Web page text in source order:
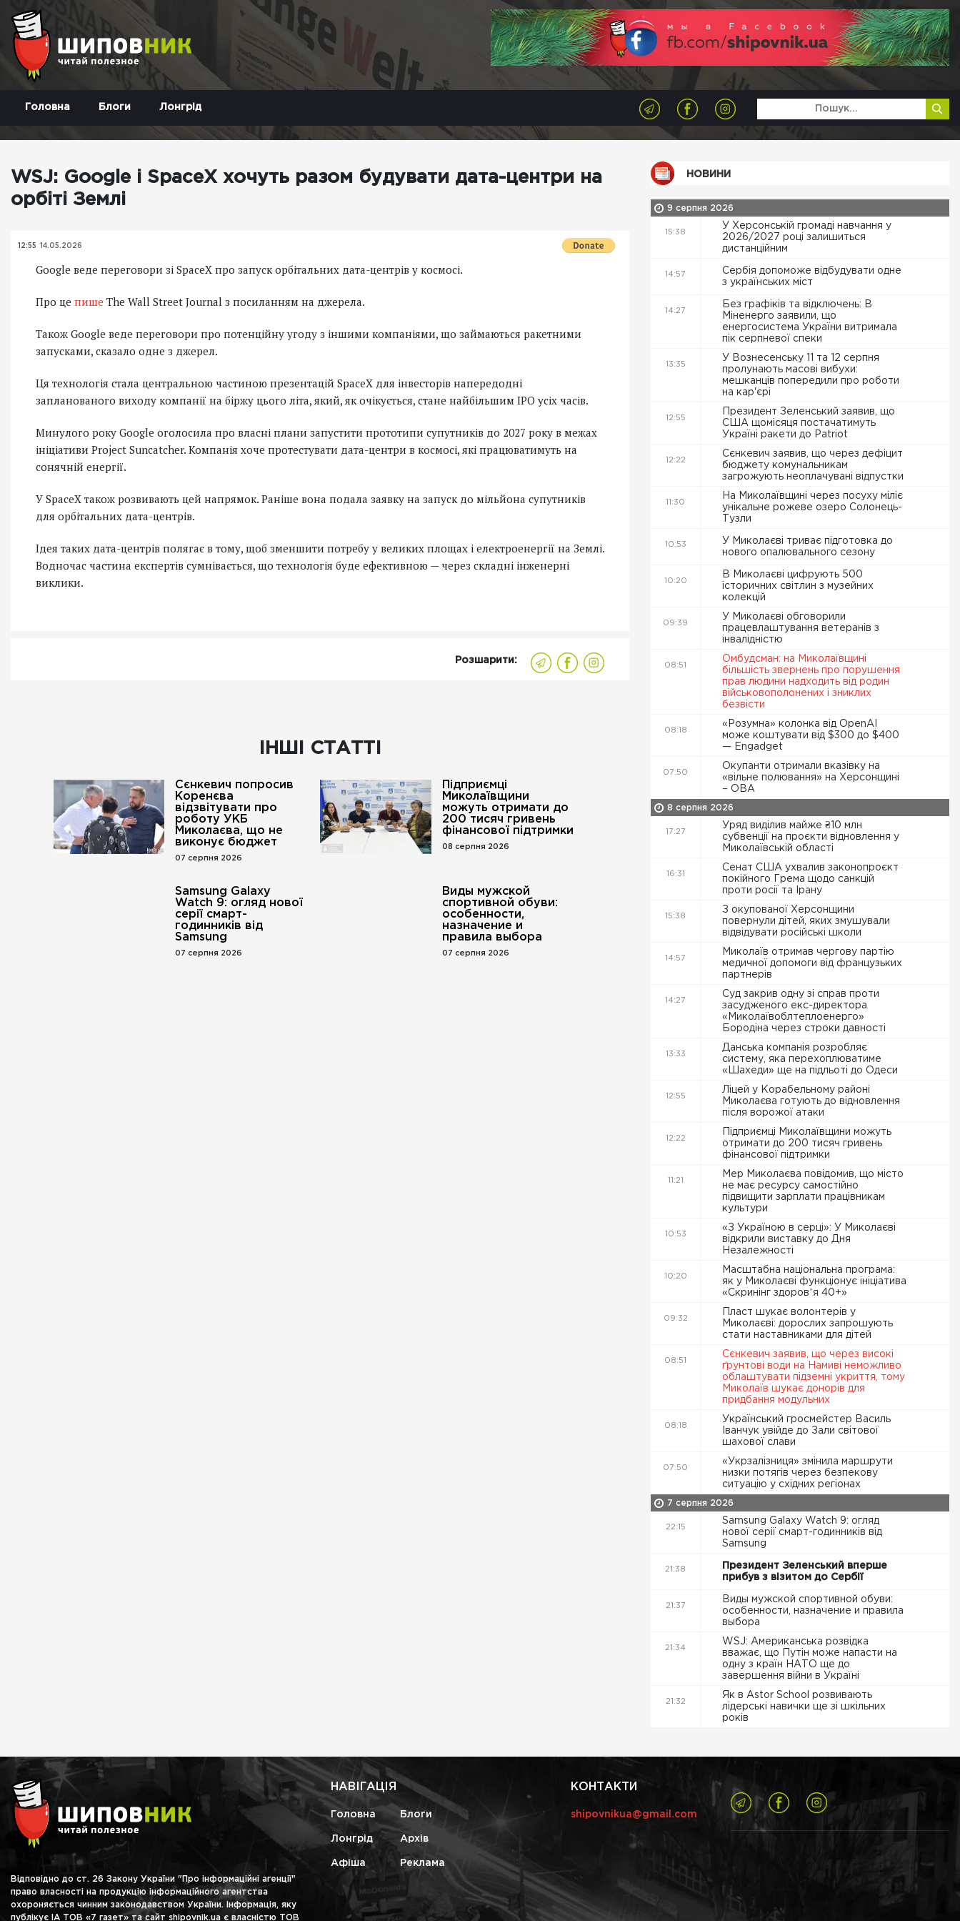
Головна Блоги Лонгрід
WSJ: Google і SpaceX хочуть разом будувати дата-центри на
орбіті Землі
12:55 14.05.2026
Google веде переговори зі SpaceX про запуск орбітальних дата-центрів у космосі.
Про це пише The Wall Street Journal з посиланням на джерела.
Також Google веде переговори про потенційну угоду з іншими компаніями, що займаються ракетними
запусками, сказало одне з джерел.
Ця технологія стала центральною частиною презентацій SpaceX для інвесторів напередодні
запланованого виходу компанії на біржу цього літа, який, як очікується, стане найбільшим IPO усіх часів.
Минулого року Google оголосила про власні плани запустити прототипи супутників до 2027 року в межах
ініціативи Project Suncatcher. Компанія хоче протестувати дата-центри в космосі, які працюватимуть на
сонячній енергії.
У SpaceX також розвивають цей напрямок. Раніше вона подала заявку на запуск до мільйона супутників
для орбітальних дата-центрів.
Ідея таких дата-центрів полягає в тому, щоб зменшити потребу у великих площах і електроенергії на Землі.
Водночас частина експертів сумнівається, що технологія буде ефективною — через складні інженерні
виклики.
Розшарити:
ІНШІ СТАТТІ
Сєнкевич попросив
Коренєва
відзвітувати про
роботу УКБ
Миколаєва, що не
виконує бюджет
07 серпня 2026
Підприємці
Миколаївщини
можуть отримати до
200 тисяч гривень
фінансової підтримки
08 серпня 2026
Samsung Galaxy
Watch 9: огляд нової
серії смарт-
годинників від
Samsung
07 серпня 2026
Виды мужской
спортивной обуви:
особенности,
назначение и
правила выбора
07 серпня 2026
НОВИНИ
9 серпня 2026
15:38
У Херсонській громаді навчання у
2026/2027 році залишиться
дистанційним
14:57
Сербія допоможе відбудувати одне
з українських міст
14:27
Без графіків та відключень: В
Міненерго заявили, що
енергосистема України витримала
пік серпневої спеки
13:35
У Вознесенську 11 та 12 серпня
пролунають масові вибухи:
мешканців попередили про роботи
на кар'єрі
12:55
Президент Зеленський заявив, що
США щомісяця постачатимуть
Україні ракети до Patriot
12:22
Сєнкевич заявив, що через дефіцит
бюджету комунальникам
загрожують неоплачувані відпустки
11:30
На Миколаївщині через посуху міліє
унікальне рожеве озеро Солонець-
Тузли
10:53
У Миколаєві триває підготовка до
нового опалювального сезону
10:20
В Миколаєві цифрують 500
історичних світлин з музейних
колекцій
09:39
У Миколаєві обговорили
працевлаштування ветеранів з
інвалідністю
08:51
Омбудсман: на Миколаївщині
більшість звернень про порушення
прав людини надходить від родин
військовополонених і зниклих
безвісти
08:18
«Розумна» колонка від OpenAI
може коштувати від $300 до $400
— Engadget
07:50
Окупанти отримали вказівку на
«вільне полювання» на Херсонщині
– ОВА
8 серпня 2026
17:27
Уряд виділив майже ₴10 млн
субвенції на проєкти відновлення у
Миколаївській області
16:31
Сенат США ухвалив законопроєкт
покійного Грема щодо санкцій
проти росії та Ірану
15:38
З окупованої Херсонщини
повернули дітей, яких змушували
відвідувати російські школи
14:57
Миколаїв отримав чергову партію
медичної допомоги від французьких
партнерів
14:27
Суд закрив одну зі справ проти
засудженого екс-директора
«Миколаївоблтеплоенерго»
Бородіна через строки давності
13:33
Данська компанія розробляє
систему, яка перехоплюватиме
«Шахеди» ще на підльоті до Одеси
12:55
Ліцей у Корабельному районі
Миколаєва готують до відновлення
після ворожої атаки
12:22
Підприємці Миколаївщини можуть
отримати до 200 тисяч гривень
фінансової підтримки
11:21
Мер Миколаєва повідомив, що місто
не має ресурсу самостійно
підвищити зарплати працівникам
культури
10:53
«З Україною в серці»: У Миколаєві
відкрили виставку до Дня
Незалежності
10:20
Масштабна національна програма:
як у Миколаєві функціонує ініціатива
«Скринінг здоровʼя 40+»
09:32
Пласт шукає волонтерів у
Миколаєві: дорослих запрошують
стати наставниками для дітей
08:51
Сєнкевич заявив, що через високі
ґрунтові води на Намиві неможливо
облаштувати підземні укриття, тому
Миколаїв шукає донорів для
придбання модульних
08:18
Український гросмейстер Василь
Іванчук увійде до Зали світової
шахової слави
07:50
«Укрзалізниця» змінила маршрути
низки потягів через безпекову
ситуацію у східних регіонах
7 серпня 2026
22:15
Samsung Galaxy Watch 9: огляд
нової серії смарт-годинників від
Samsung
21:38
Президент Зеленський вперше
прибув з візитом до Сербії
21:37
Виды мужской спортивной обуви:
особенности, назначение и правила
выбора
21:34
WSJ: Американська розвідка
вважає, що Путін може напасти на
одну з країн НАТО ще до
завершення війни в Україні
21:32
Як в Astor School розвивають
лідерські навички ще зі шкільних
років
Відповідно до ст. 26 Закону України "Про інформаційні агенції"
право власності на продукцію інформаційного агентства
охороняється чинним законодавством України. Інформація, яку
публікує ІА ТОВ «7 газет» та сайт shipovnik.ua є власністю ТОВ
НАВІГАЦІЯ
Головна Блоги
Лонгрід Архів
Афіша Реклама
КОНТАКТИ
shipovnikua@gmail.com